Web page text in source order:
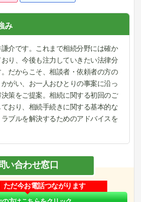
み
介です。これまで相続分野には確か
り、今後も注力していきたい法律分
だからこそ、相談者・依頼者の方の
がい、お一人おひとりの事案に沿っ
策をご提案。相続に関する初回のご
おり、相続手続きに関する基本的な
ブルを解決するためのアドバイスを
い合わせ窓口
ただ今お電話つながります